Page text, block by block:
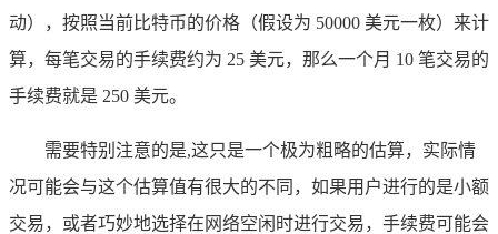
动），按照当前比特币的价格（假设为 50000 美元一枚）来计
算，每笔交易的手续费约为 25 美元，那么一个月 10 笔交易的
手续费就是 250 美元。
需要特别注意的是,这只是一个极为粗略的估算，实际情
况可能会与这个估算值有很大的不同，如果用户进行的是小额
交易，或者巧妙地选择在网络空闲时进行交易，手续费可能会